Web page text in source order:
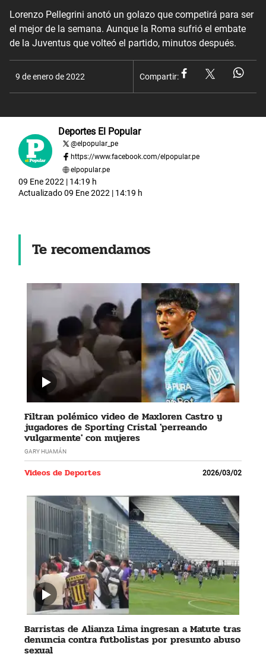
Lorenzo Pellegrini anotó un golazo que competirá para ser
el mejor de la semana. Aunque la Roma sufrió el embate
de la Juventus que volteó el partido, minutos después.
9 de enero de 2022 Compartir:
Deportes El Popular
@elpopular_pe
https://www.facebook.com/elpopular.pe
elpopular.pe
09 Ene 2022 | 14:19 h
Actualizado09 Ene 2022 | 14:19 h
Te recomendamos
Filtran polémico video de Maxloren Castro y
jugadores de Sporting Cristal 'perreando
vulgarmente' con mujeres
GARY HUAMÁN
Videos de Deportes 2026/03/02
Barristas de Alianza Lima ingresan a Matute tras
denuncia contra futbolistas por presunto abuso
sexual